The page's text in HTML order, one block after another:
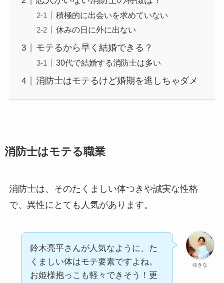
積極的に出会いを求めていない
休みの日に外に出ない
モテるから早く結婚できる？
30代で結婚する消防士は多い
消防士はモテるけど婚期を逃しちゃダメ
消防士はモテる職業
消防士は、そのたくましい体つきや誠実な性格
で、異性にとても人気があります。
ゆきな
鈴木亮平さんが人気なように、た
くましい体はモテ要素ですよね。
お姫様抱っこも軽々できそう！更